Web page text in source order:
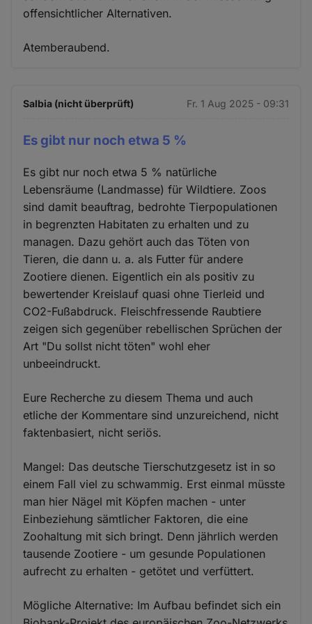
offensichtlicher Alternativen.
Atemberaubend.
Salbia (nicht überprüft) Fr. 1 Aug 2025 - 09:31
Es gibt nur noch etwa 5 %
Es gibt nur noch etwa 5 % natürliche
Lebensräume (Landmasse) für Wildtiere. Zoos
sind damit beauftrag, bedrohte Tierpopulationen
in begrenzten Habitaten zu erhalten und zu
managen. Dazu gehört auch das Töten von
Tieren, die dann u. a. als Futter für andere
Zootiere dienen. Eigentlich ein als positiv zu
bewertender Kreislauf quasi ohne Tierleid und
CO2-Fußabdruck. Fleischfressende Raubtiere
zeigen sich gegenüber rebellischen Sprüchen der
Art "Du sollst nicht töten" wohl eher
unbeeindruckt.
Eure Recherche zu diesem Thema und auch
etliche der Kommentare sind unzureichend, nicht
faktenbasiert, nicht seriös.
Mangel: Das deutsche Tierschutzgesetz ist in so
einem Fall viel zu schwammig. Erst einmal müsste
man hier Nägel mit Köpfen machen - unter
Einbeziehung sämtlicher Faktoren, die eine
Zoohaltung mit sich bringt. Denn jährlich werden
tausende Zootiere - um gesunde Populationen
aufrecht zu erhalten - getötet und verfüttert.
Mögliche Alternative: Im Aufbau befindet sich ein